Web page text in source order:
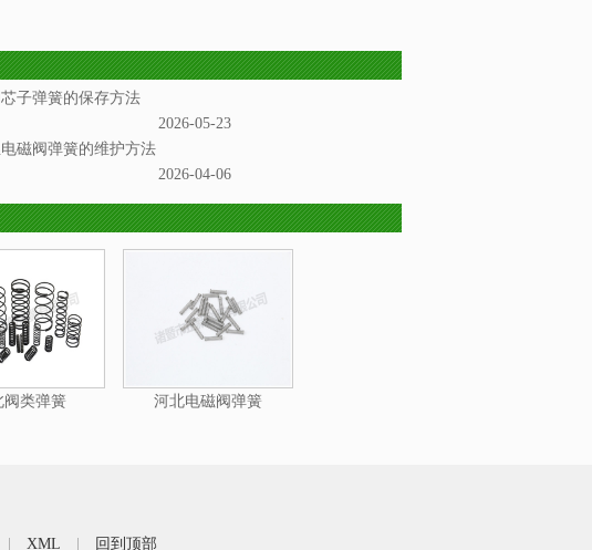
子弹簧的保存方法
2026-05-23
磁阀弹簧的维护方法
2026-04-06
阀类弹簧 河北电磁阀弹簧
XML 回到顶部